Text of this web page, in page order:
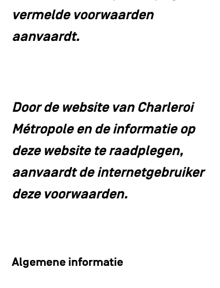
vermelde voorwaarden
aanvaardt.
Door de website van Charleroi
Métropole en de informatie op
deze website te raadplegen,
aanvaardt de internetgebruiker
deze voorwaarden.
Algemene informatie